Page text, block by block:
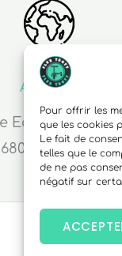
Pour offrir les
que les cookies
Le fait de
telles que le
de ne pas
négatif sur
Adresse
Edouard
68000 Colmar